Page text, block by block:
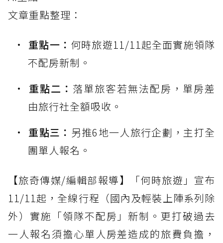
文章重點整理：
重點一： 何時旅遊11/11起全面實施領隊
不配房新制。
重點二： 落單旅客若無法配房，單房差
由旅行社全額吸收。
重點三： 另推6地一人旅行企劃，主打全
團單人報名。
【旅奇傳媒/編輯部報導】「何時旅遊」宣布
11/11起，全線行程（國內及輕裝上陣系列除
外）實施「領隊不配房」新制。更打破過去
一人報名須擔心單人房差造成的旅費負擔，